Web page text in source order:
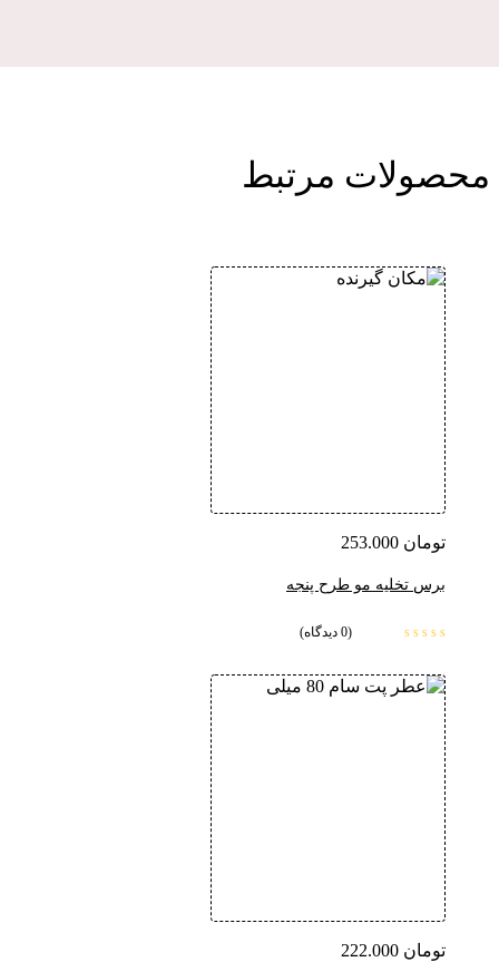
مرتبط
تومان253.000
برس تخلیه مو طرح پنجه
تومان222.000